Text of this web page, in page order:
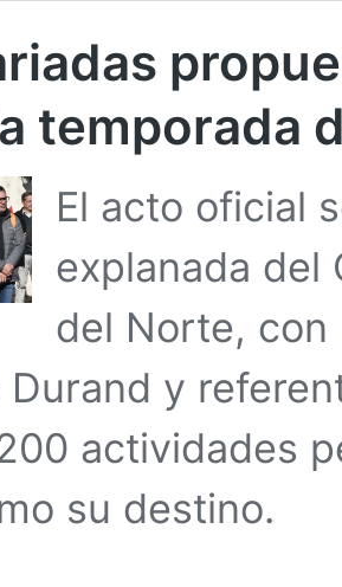
temporada
El acto oficial
explanada del
del Norte, con
Durand y
actividades
su destino.